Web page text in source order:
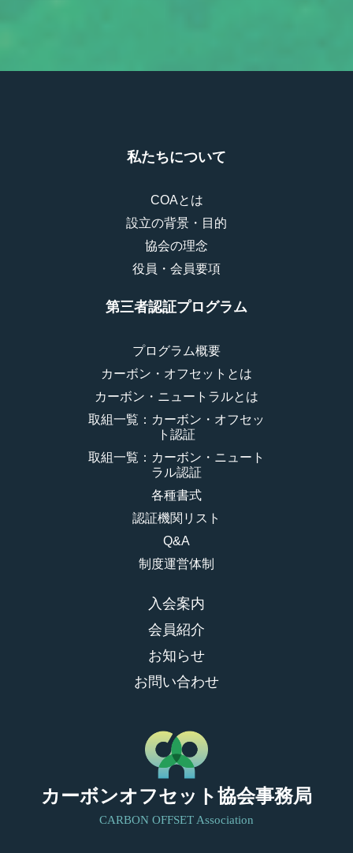
私たちについて
COAとは
設立の背景・目的
協会の理念
役員・会員要項
第三者認証プログラム
プログラム概要
カーボン・オフセットとは
カーボン・ニュートラルとは
取組一覧：カーボン・オフセッ
ト認証
取組一覧：カーボン・ニュート
ラル認証
各種書式
認証機関リスト
Q&A
制度運営体制
入会案内
会員紹介
お知らせ
お問い合わせ
カーボンオフセット協会事務局
CARBON OFFSET Association